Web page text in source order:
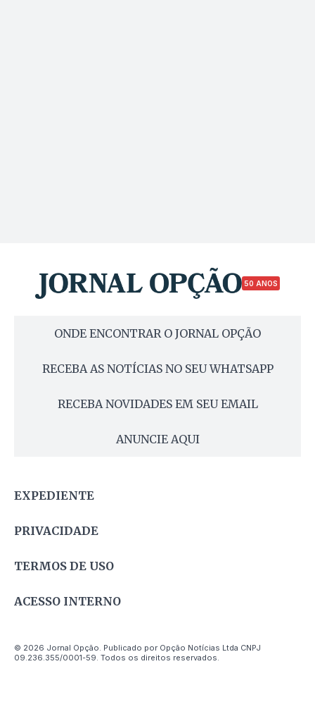
50 ANOS
ONDE ENCONTRAR O JORNAL OPÇÃO
RECEBA AS NOTÍCIAS NO SEU WHATSAPP
RECEBA NOVIDADES EM SEU EMAIL
ANUNCIE AQUI
EXPEDIENTE
PRIVACIDADE
TERMOS DE USO
ACESSO INTERNO
© 2026 Jornal Opção. Publicado por Opção Notícias Ltda CNPJ
09.236.355/0001-59. Todos os direitos reservados.